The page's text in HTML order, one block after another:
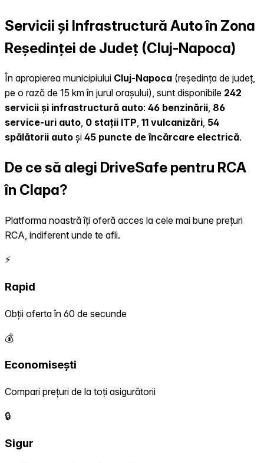
Servicii și Infrastructură Auto în Zona
Reședinței de Județ (Cluj-Napoca)
În apropierea municipiului Cluj-Napoca (reședința de județ,
pe o rază de 15 km în jurul orașului), sunt disponibile 242
servicii și infrastructură auto: 46 benzinării, 86
service-uri auto, 0 stații ITP, 11 vulcanizări, 54
spălătorii auto și 45 puncte de încărcare electrică.
De ce să alegi DriveSafe pentru RCA
în Clapa?
Platforma noastră îți oferă acces la cele mai bune prețuri
RCA, indiferent unde te afli.
⚡
Rapid
Obții oferta în 60 de secunde
💰
Economisești
Compari prețuri de la toți asigurătorii
🔒
Sigur